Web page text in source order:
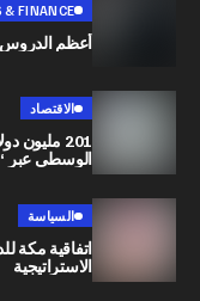
BUSINESS & FINANCE
أعظم الدروس المستفادة
201 مليون دولار:
الوسطى عبر “الممر
اتفاقية مكة للدفاع
الاستراتيجية